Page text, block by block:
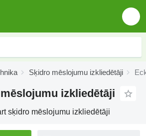
Sķidro mēslojumu izkliedētāji
izkliedētāji
sķidro mēslojumu izkliedētāji